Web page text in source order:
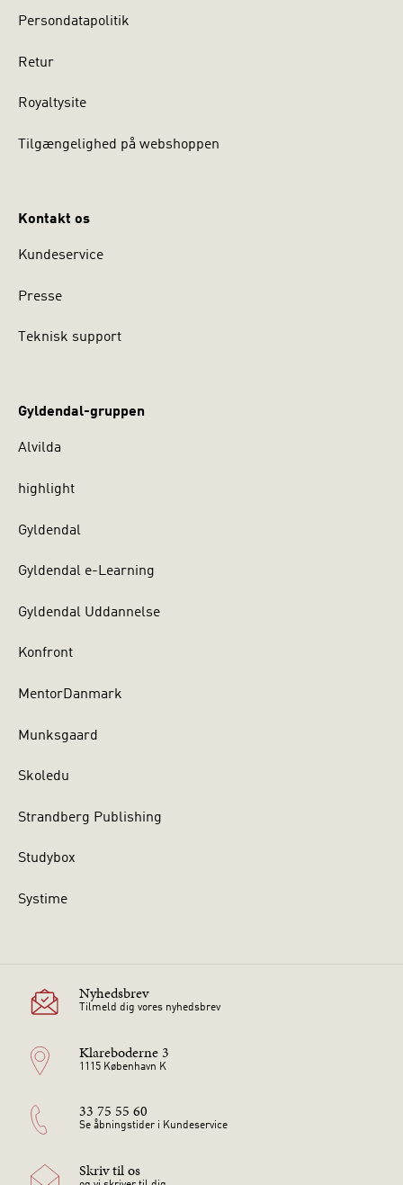
Persondatapolitik
Retur
Royaltysite
Tilgængelighed på webshoppen
Kontakt os
Kundeservice
Presse
Teknisk support
Gyldendal-gruppen
Alvilda
highlight
Gyldendal
Gyldendal e-Learning
Gyldendal Uddannelse
Konfront
MentorDanmark
Munksgaard
Skoledu
Strandberg Publishing
Studybox
Systime
Nyhedsbrev
Tilmeld dig vores nyhedsbrev
Klareboderne 3
1115 København K
33 75 55 60
Se åbningstider i Kundeservice
Skriv til os